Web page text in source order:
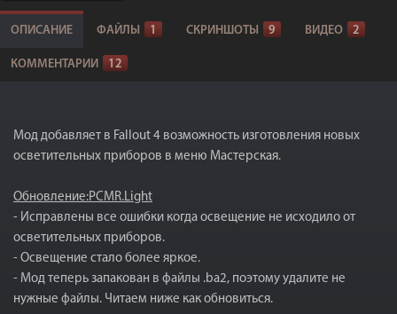
ОПИСАНИЕ ФАЙЛЫ 1 СКРИНШОТЫ 9 ВИДЕО 2
КОММЕНТАРИИ 12
Мод добавляет в Fallout 4 возможность изготовления новых
осветительных приборов в меню Мастерская.
Обновление:PCMR.Light
- Исправлены все ошибки когда освещение не исходило от
осветительных приборов.
- Освещение стало более яркое.
- Мод теперь запакован в файлы .ba2, поэтому удалите не
нужные файлы. Читаем ниже как обновиться.